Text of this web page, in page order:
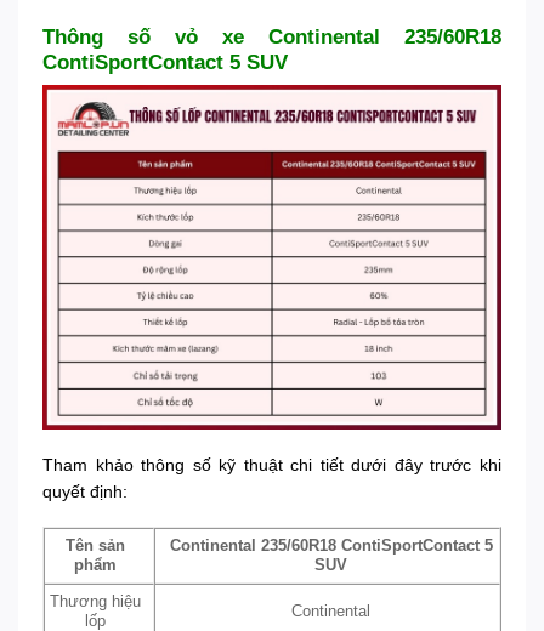
Thông số vỏ xe Continental 235/60R18
ContiSportContact 5 SUV
Tham khảo thông số kỹ thuật chi tiết dưới đây trước khi
quyết định:
Tên sản
phẩm
Continental 235/60R18 ContiSportContact 5
SUV
Thương hiệu
lốp
Continental